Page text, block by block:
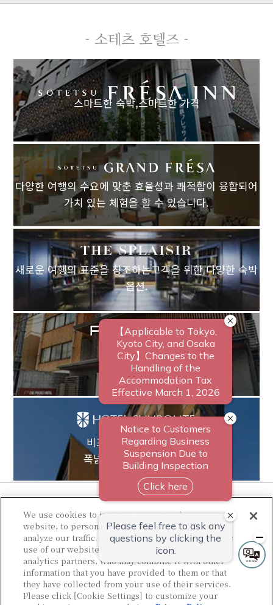
- 소테츠 호텔즈 -
스마트한 숙박,스마트한 가격
다양한 여행의 수요에 맞춘 효율성과 쾌적함이 융합되어
가치 있는 체험을 할 수 있습니다.
새로운 여행의 표준을 창조하는고객을 위한 다양한 숙박
옵션.
지금까지 없었던,
조금 새로운 형태
비즈니스에서 레저까지
폭넓게 선택받는 호텔로.
© Sotetsu Hotel Management CO., LTD.
We use cookies to improve your experience on our
website, to personalize content and ads, and to
analyze our traffic. We share information about your
use of our website with our advertising and
analytics partners, who may combine it with other
information that you have provided to them or that
they have collected from your use of their services.
Please click [Cookie Settings] to customize your